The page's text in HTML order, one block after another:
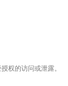
权的访问或泄露。